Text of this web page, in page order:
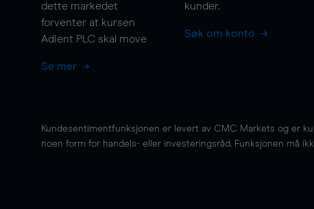
dette markedet
forventer at kursen
Adient PLC skal move
Se mer
kunder.
Søk om konto
Kundesentimentfunksjonen er levert av CMC Markets og er
noen form for handels- eller investeringsråd. Funksjonen må